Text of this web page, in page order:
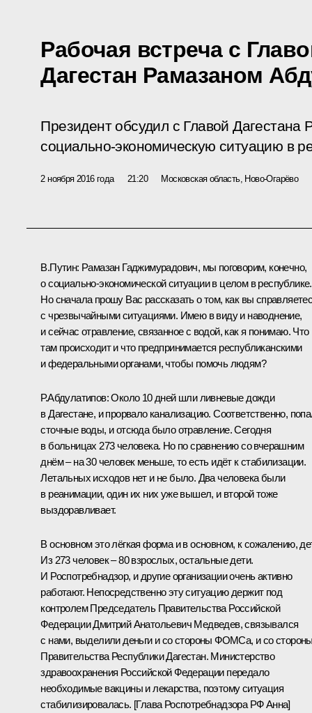
Рабочая встреча с
Дагестан Рамазаном
Президент обсудил с Главой
социально-экономическую ситуацию в
2 ноября 2016 года 21:20 Московская область, Ново-Огарёво
В.Путин: Рамазан Гаджимурадович, мы поговорим, конечно,
о социально-экономической ситуации в целом в республике.
Но сначала прошу Вас рассказать о том, как вы
с чрезвычайными ситуациями. Имею в виду и наводнение,
и сейчас отравление, связанное с водой, как я понимаю. Что
там происходит и что предпринимается республиканскими
и федеральными органами, чтобы помочь людям?
Р.Абдулатипов: Около 10 дней шли ливневые дожди
в Дагестане, и прорвало канализацию. Соответственно,
сточные воды, и отсюда было отравление. Сегодня
в больницах 273 человека. Но по сравнению со вчерашним
днём – на 30 человек меньше, то есть идёт к стабилизации.
Летальных исходов нет и не было. Два человека были
в реанимации, один их них уже вышел, и второй тоже
выздоравливает.
В основном это лёгкая форма и в основном, к сожалению,
Из 273 человек – 80 взрослых, остальные дети.
И Роспотребнадзор, и другие организации очень активно
работают. Непосредственно эту ситуацию держит под
контролем Председатель Правительства Российской
Федерации Дмитрий Анатольевич Медведев, связывался
с нами, выделили деньги и со стороны ФОМСа, и со
Правительства Республики Дагестан. Министерство
здравоохранения Российской Федерации передало
необходимые вакцины и лекарства, поэтому ситуация
стабилизировалась. [Глава Роспотребнадзора РФ Анна]